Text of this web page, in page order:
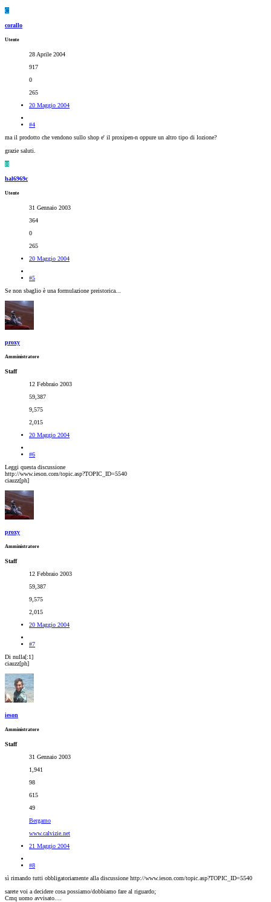
C
corallo
Utente
28 Aprile 2004
917
0
265
20 Maggio 2004
#4
ma il prodotto che vendono sullo shop e' il proxipen-n oppure un altro tipo di lozione?
grazie saluti.
H
hal6969c
Utente
31 Gennaio 2003
364
0
265
20 Maggio 2004
#5
Se non sbaglio è una formulazione preistorica...
proxy
Amministratore
Staff
12 Febbraio 2003
59,387
9,575
2,015
20 Maggio 2004
#6
Leggi questa discussione
http://www.ieson.com/topic.asp?TOPIC_ID=5540
ciauzz[ph]
proxy
Amministratore
Staff
12 Febbraio 2003
59,387
9,575
2,015
20 Maggio 2004
#7
Di nulla[:1]
ciauzz[ph]
ieson
Amministratore
Staff
31 Gennaio 2003
1,941
98
615
49
Bergamo
www.calvizie.net
21 Maggio 2004
#8
sì rimando tutti obbligatoriamente alla discussione http://www.ieson.com/topic.asp?TOPIC_ID=5540
sarete voi a decidere cosa possiamo/dobbiamo fare al riguardo;
Cmq uomo avvisato....